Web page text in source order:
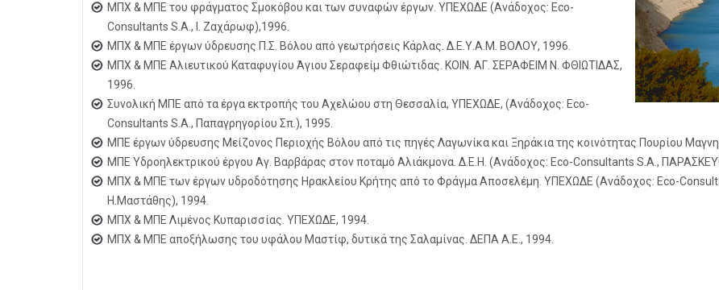
ΜΠΧ & ΜΠΕ του φράγματος Σμοκόβου και των συναφών έργων. ΥΠΕΧΩΔΕ (Ανάδοχος: Eco-
Consultants S.A., Ι. Ζαχάρωφ),1996.
ΜΠΧ & ΜΠΕ έργων ύδρευσης Π.Σ. Βόλου από γεωτρήσεις Κάρλας. Δ.Ε.Υ.Α.Μ. ΒΟΛΟΥ, 1996.
ΜΠΧ & ΜΠΕ Αλιευτικού Καταφυγίου Άγιου Σεραφείμ Φθιώτιδας. ΚΟΙΝ. ΑΓ. ΣΕΡΑΦΕΙΜ Ν. ΦΘΙΩΤΙΔΑΣ,
1996.
Συνολική ΜΠΕ από τα έργα εκτροπής του Αχελώου στη Θεσσαλία, ΥΠΕΧΩΔΕ, (Ανάδοχος: Eco-
Consultants S.A., Παπαγρηγορίου Σπ.), 1995.
ΜΠΕ έργων ύδρευσης Μείζονος Περιοχής Βόλου από τις πηγές Λαγωνίκα και Ξηράκια της κοινότητας Πουρίου
ΜΠΕ Υδροηλεκτρικού έργου Αγ. Βαρβάρας στον ποταμό Αλιάκμονα. Δ.Ε.Η. (Ανάδοχος: Eco-Consultants S.A.,
ΜΠΧ & ΜΠΕ των έργων υδροδότησης Ηρακλείου Κρήτης από το Φράγμα Αποσελέμη. ΥΠΕΧΩΔΕ (Ανάδοχος: Eco-
Η.Μαστάθης), 1994.
ΜΠΧ & ΜΠΕ Λιμένος Κυπαρισσίας. ΥΠΕΧΩΔΕ, 1994.
ΜΠΧ & ΜΠΕ αποξήλωσης του υφάλου Μαστίφ, δυτικά της Σαλαμίνας. ΔΕΠΑ Α.Ε., 1994.